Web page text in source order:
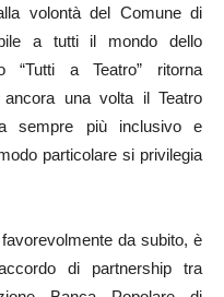
volontà del Comune di
a tutti il mondo dello
“Tutti a Teatro” ritorna
ancora una volta il Teatro
sempre più inclusivo e
particolare si privilegia
da subito, è
di partnership tra